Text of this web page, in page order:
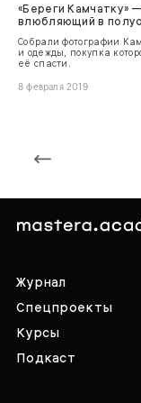
«Береги Камчатку»
влюбляющий в
Собрали фотографии
и одежды, покупка
её спасти.
8 февраля 2019
Журнал
Спецпроекты
Курсы
Подкаст